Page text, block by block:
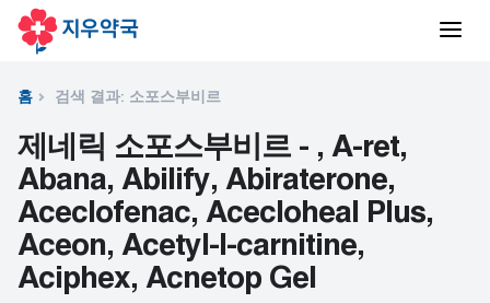
홈 검색 결과: 소포스부비르
제네릭 소포스부비르 - , A-ret,
Abana, Abilify, Abiraterone,
Aceclofenac, Acecloheal Plus,
Aceon, Acetyl-l-carnitine,
Aciphex, Acnetop Gel